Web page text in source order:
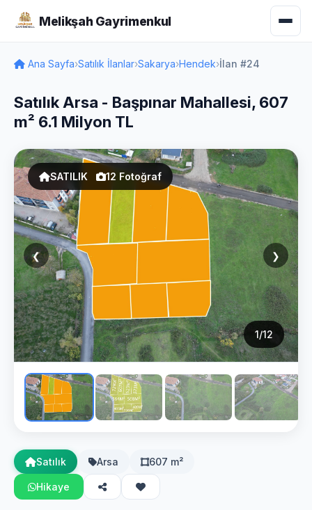
Melikşah Gayrimenkul
Ana Sayfa›Satılık İlanlar›Sakarya›Hendek›İlan #24
Satılık Arsa - Başpınar Mahallesi, 607
m² 6.1 Milyon TL
❮ ❯
SATILIK 12 Fotoğraf
1/12
Satılık Arsa 607 m²
Hikaye